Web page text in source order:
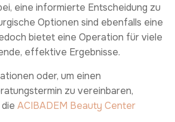
eine informierte Entscheidung zu
Optionen sind ebenfalls eine
bietet eine Operation für viele
effektive Ergebnisse.
oder, um einen
zu vereinbaren,
ACIBADEM Beauty Center